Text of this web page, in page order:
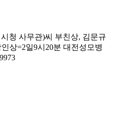
청 사무관)씨 부친상, 김문규
상=2일9시20분 대전성모병